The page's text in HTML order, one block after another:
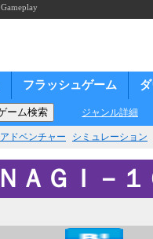
フラッシュゲーム
ジャンル詳細
アドベンチャー シミュレーション
ＡＧＩ－１